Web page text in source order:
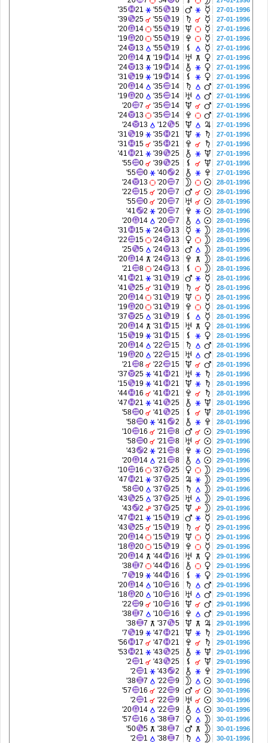
27-01-1996
19
55'
21
35'
27-01-1996
19
55'
25
39'
27-01-1996
19
55'
14
20'
27-01-1996
19
55'
20
19'
27-01-1996
19
55'
13
24'
27-01-1996
14
19'
14
20'
27-01-1996
14
19'
13
24'
27-01-1996
14
19'
19
31'
27-01-1996
14
35'
14
20'
27-01-1996
14
35'
20
19'
27-01-1996
14
35'
7
20'
27-01-1996
14
35'
13
24'
27-01-1996
5
12'
13
24'
27-01-1996
21
35'
19
31'
27-01-1996
21
35'
15
31'
27-01-1996
25
39'
21
41'
27-01-1996
25
39'
0
55'
27-01-1996
2
40'
0
55'
28-01-1996
7
20'
13
24'
28-01-1996
7
20'
15
22'
28-01-1996
7
20'
0
55'
28-01-1996
7
20'
2
41'
28-01-1996
7
20'
14
20'
28-01-1996
13
24'
15
31'
28-01-1996
13
24'
15
22'
28-01-1996
13
24'
5
25'
28-01-1996
13
24'
14
20'
28-01-1996
13
24'
8
21'
28-01-1996
19
31'
21
41'
28-01-1996
19
31'
25
41'
28-01-1996
19
31'
14
20'
28-01-1996
19
31'
20
19'
28-01-1996
19
31'
25
37'
28-01-1996
15
31'
14
20'
28-01-1996
15
31'
19
15'
28-01-1996
15
22'
14
20'
28-01-1996
15
22'
20
19'
28-01-1996
15
22'
8
21'
28-01-1996
21
41'
25
37'
28-01-1996
21
41'
19
15'
28-01-1996
21
41'
16
44'
28-01-1996
25
41'
21
47'
28-01-1996
25
41'
0
58'
28-01-1996
2
41'
0
58'
29-01-1996
8
21'
16
10'
29-01-1996
8
21'
0
58'
29-01-1996
8
21'
2
43'
29-01-1996
8
21'
14
20'
29-01-1996
25
37'
16
10'
29-01-1996
25
37'
21
47'
29-01-1996
25
37'
0
58'
29-01-1996
25
37'
25
43'
29-01-1996
25
37'
2
43'
29-01-1996
19
15'
21
47'
29-01-1996
19
15'
25
43'
29-01-1996
19
15'
14
20'
29-01-1996
19
15'
20
18'
29-01-1996
16
44'
14
20'
29-01-1996
16
44'
7
38'
29-01-1996
16
44'
19
7'
29-01-1996
16
10'
14
20'
29-01-1996
16
10'
20
18'
29-01-1996
16
10'
9
22'
29-01-1996
16
10'
7
38'
29-01-1996
5
37'
7
38'
29-01-1996
21
47'
19
7'
29-01-1996
21
47'
17
56'
29-01-1996
25
43'
21
53'
29-01-1996
25
43'
1
2'
29-01-1996
2
43'
1
2'
30-01-1996
9
22'
7
38'
30-01-1996
9
22'
16
57'
30-01-1996
9
22'
1
2'
30-01-1996
9
22'
14
20'
30-01-1996
7
38'
16
57'
30-01-1996
7
38'
5
50'
30-01-1996
7
38'
1
2'